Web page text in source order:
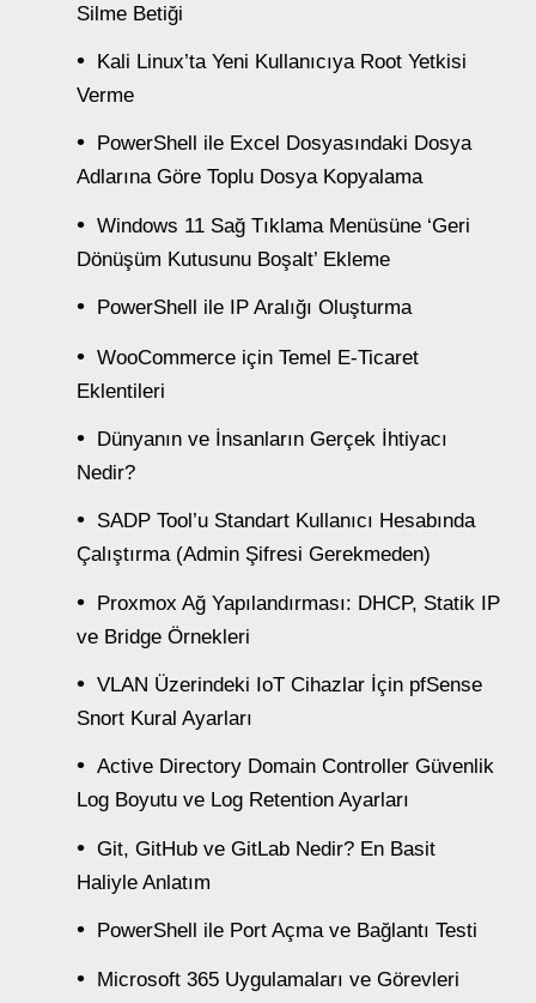
Silme Betiği
Kali Linux’ta Yeni Kullanıcıya Root Yetkisi
Verme
PowerShell ile Excel Dosyasındaki Dosya
Adlarına Göre Toplu Dosya Kopyalama
Windows 11 Sağ Tıklama Menüsüne ‘Geri
Dönüşüm Kutusunu Boşalt’ Ekleme
PowerShell ile IP Aralığı Oluşturma
WooCommerce için Temel E-Ticaret
Eklentileri
Dünyanın ve İnsanların Gerçek İhtiyacı
Nedir?
SADP Tool’u Standart Kullanıcı Hesabında
Çalıştırma (Admin Şifresi Gerekmeden)
Proxmox Ağ Yapılandırması: DHCP, Statik IP
ve Bridge Örnekleri
VLAN Üzerindeki IoT Cihazlar İçin pfSense
Snort Kural Ayarları
Active Directory Domain Controller Güvenlik
Log Boyutu ve Log Retention Ayarları
Git, GitHub ve GitLab Nedir? En Basit
Haliyle Anlatım
PowerShell ile Port Açma ve Bağlantı Testi
Microsoft 365 Uygulamaları ve Görevleri